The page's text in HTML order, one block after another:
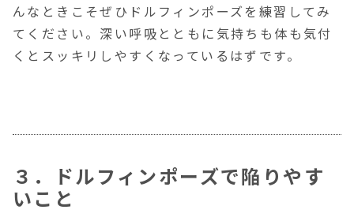
んなときこそぜひドルフィンポーズを練習してみ
てください。深い呼吸とともに気持ちも体も気付
くとスッキリしやすくなっているはずです。
３．ドルフィンポーズで陥りやす
いこと